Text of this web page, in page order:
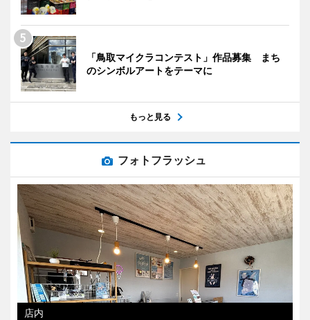
「鳥取マイクラコンテスト」作品募集 まち
のシンボルアートをテーマに
もっと見る
フォトフラッシュ
店内